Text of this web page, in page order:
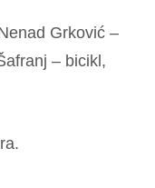
Grković –
– bicikl,